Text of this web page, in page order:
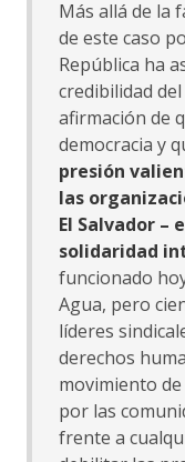
Más allá de la
de este caso
República ha
credibilidad
afirmación de
democracia y
presión
las
El Salvador –
solidaridad
funcionado
Agua, pero
líderes
derechos
movimiento
por las
frente a